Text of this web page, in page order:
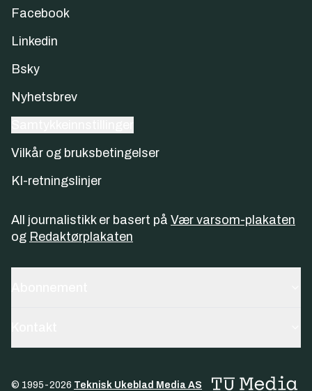
Facebook
Linkedin
Bsky
Nyhetsbrev
Vilkår og bruksbetingelser
KI-retningslinjer
All journalistikk er basert på Vær varsom-plakaten
og Redaktørplakaten
© 1995-2026 Teknisk Ukeblad Media AS